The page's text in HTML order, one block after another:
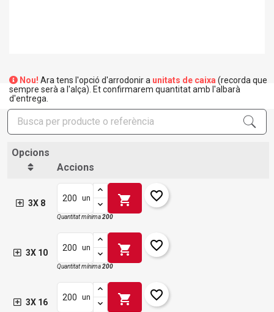
Nou! Ara tens l'opció d'arrodonir a unitats de caixa (recorda que
sempre serà a l'alça). Et confirmarem quantitat amb l'albarà
d'entrega.
Opcions
Accions
3X 8
un shopping_cart favorite_border
Quantitat mínima200
3X 10
un shopping_cart favorite_border
Quantitat mínima200
3X 16
un shopping_cart favorite_border